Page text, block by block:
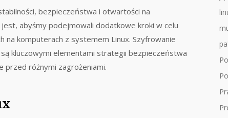
bezpieczeństwa i otwartości na
abyśmy podejmowali dodatkowe kroki w celu
na komputerach z systemem Linux. Szyfrowanie
kluczowymi elementami strategii bezpieczeństwa
przed różnymi zagrożeniami.